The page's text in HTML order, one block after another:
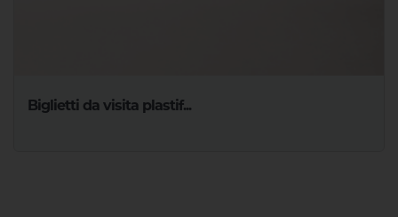
Biglietti da visita plastif...